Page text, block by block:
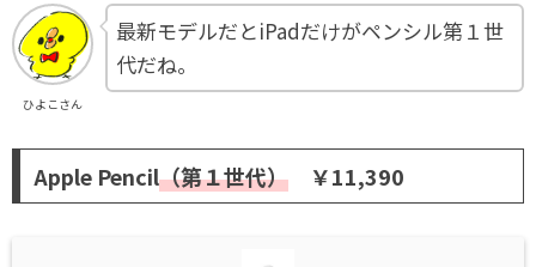
ひよこさん
最新モデルだとiPadだけがペンシル第１世
代だね。
Apple Pencil（第１世代）￥11,390